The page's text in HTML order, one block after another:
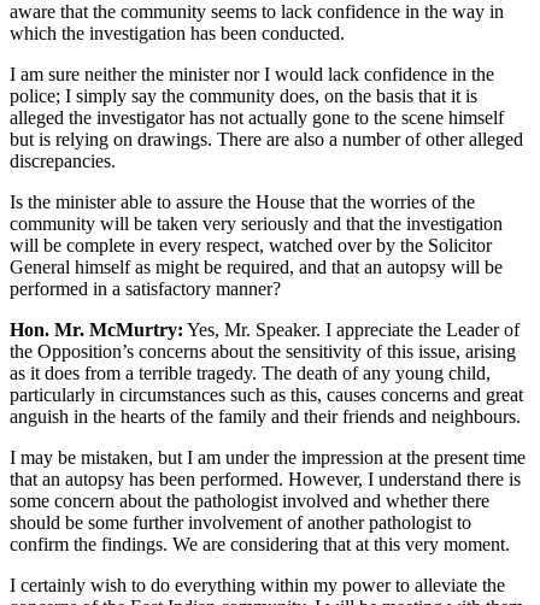
aware that the community seems to lack confidence in the way in
which the investigation has been conducted.
I am sure neither the minister nor I would lack confidence in the
police; I simply say the community does, on the basis that it is
alleged the investigator has not actually gone to the scene himself
but is relying on drawings. There are also a number of other alleged
discrepancies.
Is the minister able to assure the House that the worries of the
community will be taken very seriously and that the investigation
will be complete in every respect, watched over by the Solicitor
General himself as might be required, and that an autopsy will be
performed in a satisfactory manner?
Hon. Mr. McMurtry: Yes, Mr. Speaker. I appreciate the Leader of
the Opposition’s concerns about the sensitivity of this issue, arising
as it does from a terrible tragedy. The death of any young child,
particularly in circumstances such as this, causes concerns and great
anguish in the hearts of the family and their friends and neighbours.
I may be mistaken, but I am under the impression at the present time
that an autopsy has been performed. However, I understand there is
some concern about the pathologist involved and whether there
should be some further involvement of another pathologist to
confirm the findings. We are considering that at this very moment.
I certainly wish to do everything within my power to alleviate the